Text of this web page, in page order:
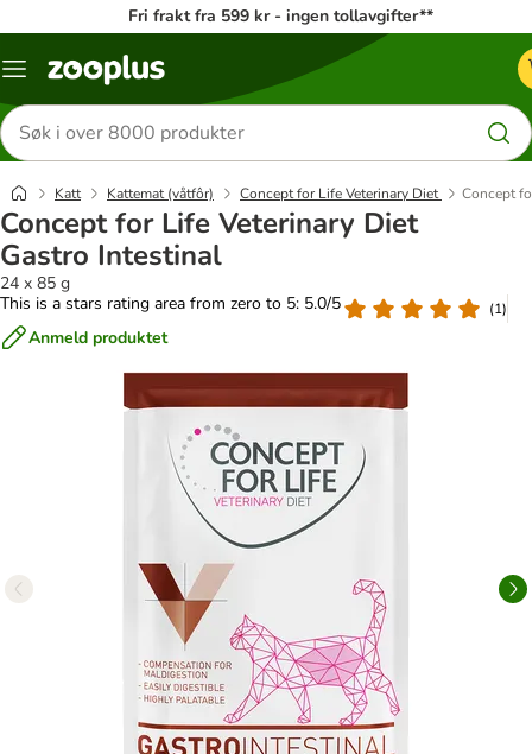
Fri frakt fra 599 kr - ingen tollavgifter**
Katalogmeny
Søk
etter
produkter
Katt Kattemat (våtfôr) Concept for Life Veterinary Diet Concept
Concept for Life Veterinary Diet
Gastro Intestinal
24 x 85 g
This is a stars rating area from zero to 5: 5.0/5
(1)
Anmeld produktet